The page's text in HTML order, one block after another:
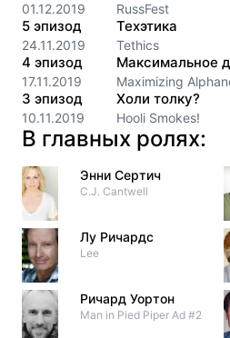
01.12.2019 RussFest
5 эпизод
24.11.2019
Техэтика
Tethics
4 эпизод
17.11.2019
Максимальное
Maximizing
3 эпизод
10.11.2019
Холи толку?
Hooli Smokes!
В главных ролях:
Энни Сертич
C.J. Cantwell
Лу Ричардс
Lee
Ричард Уортон
Man in Pied Piper Ad #2